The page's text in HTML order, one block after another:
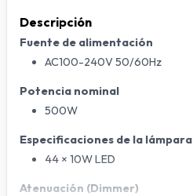
Descripción
Fuente de alimentación
AC100-240V 50/60Hz
Potencia nominal
500W
Especificaciones de la lámpara
44 × 10W LED
Atenuación (Dimmer)